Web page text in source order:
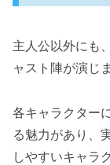
主人公以外にも、
ャスト陣が演じ
各キャラクター
る魅力があり、
しやすいキャラ